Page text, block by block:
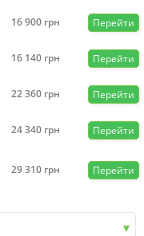
16 900 грн Перейти
16 140 грн Перейти
22 360 грн Перейти
24 340 грн Перейти
29 310 грн Перейти